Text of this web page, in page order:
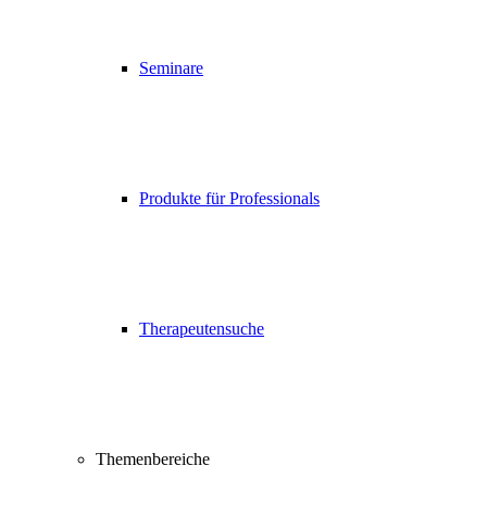
Seminare
Produkte für Professionals
Therapeutensuche
Themenbereiche